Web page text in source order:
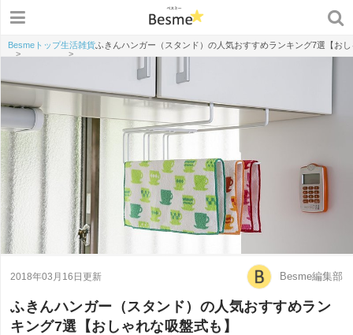
Besmeトップ
>
生活雑貨
>
ふきんハンガー（スタンド）の人気おすすめランキング7選【お
2018年03月16日更新 Besme編集部
ふきんハンガー（スタンド）の人気おすすめラン
キング7選【おしゃれな吸盤式も】